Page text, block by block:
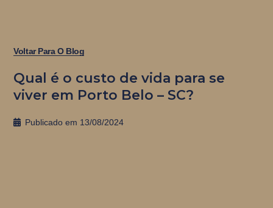
Voltar Para O Blog
Qual é o custo de vida para se
viver em Porto Belo – SC?
Publicado em 13/08/2024